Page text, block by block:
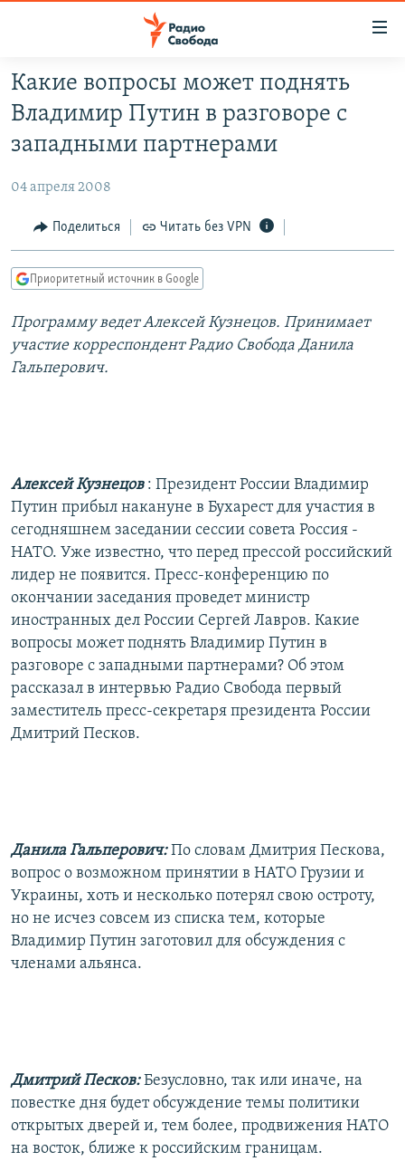
упрощенного
доступа
основному
Вернутся
главной
навигации
Вернутся
поиску
ПОДКАСТЫ
АВТОРСКИЕ ПРОЕКТЫ
ЦИТАТЫ СВОБОДЫ
МНЕНИЯ
IDEL.РЕАЛИИ
КАВКАЗ.РЕАЛИИ
СЕВЕР.РЕАЛИИ
СОЦИАЛЬНЫЕ СЕТИ
Все сайты РСЕ/РС
Какие вопросы может поднять
Владимир Путин в разговоре с
западными партнерами
04 апреля 2008
Поделиться Читать без VPN
Приоритетный источник в Google
Программу ведет Алексей Кузнецов. Принимает
участие корреспондент Радио Свобода Данила
Гальперович.
Алексей Кузнецов : Президент России Владимир
Путин прибыл накануне в Бухарест для участия в
сегодняшнем заседании сессии совета Россия -
НАТО. Уже известно, что перед прессой российский
лидер не появится. Пресс-конференцию по
окончании заседания проведет министр
иностранных дел России Сергей Лавров. Какие
вопросы может поднять Владимир Путин в
разговоре с западными партнерами? Об этом
рассказал в интервью Радио Свобода первый
заместитель пресс-секретаря президента России
Дмитрий Песков.
Данила Гальперович:По словам Дмитрия Пескова,
вопрос о возможном принятии в НАТО Грузии и
Украины, хоть и несколько потерял свою остроту,
но не исчез совсем из списка тем, которые
Владимир Путин заготовил для обсуждения с
членами альянса.
Дмитрий Песков:Безусловно, так или иначе, на
повестке дня будет обсуждение темы политики
открытых дверей и, тем более, продвижения НАТО
на восток, ближе к российским границам.